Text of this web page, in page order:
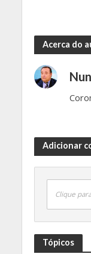
Acerca do
Adicionar
Clique
Tópicos